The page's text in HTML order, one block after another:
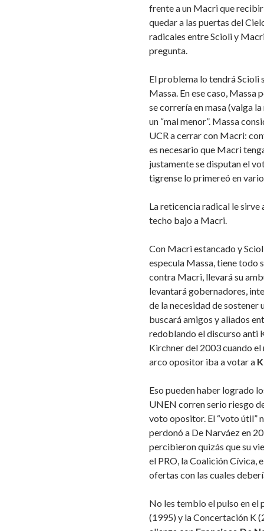
frente a un Macri que
quedar a las puertas del
radicales entre Scioli y
pregunta.
El problema lo tendrá Scioli
Massa. En ese caso,
se correría en masa (valga
un “mal menor”. Massa
UCR a cerrar con Macri:
es necesario que Macri
justamente se disputan el
tigrense lo primereó en
La reticencia radical le sirve
techo bajo a Macri.
Con Macri estancado y
especula Massa, tiene todo
contra Macri, llevará su
levantará gobernadores,
de la necesidad de sostener
buscará amigos y aliados
redoblando el discurso anti
Kirchner del 2003 cuando
arco opositor iba a votar a
Eso pueden haber logrado
UNEN corren serio riesgo
voto opositor. El “voto útil”
perdonó a De Narváez en
percibieron quizás que su
el PRO, la Coalición Cívica,
ofertas con las cuales
No les temblo el pulso en el
(1995) y la Concertación K